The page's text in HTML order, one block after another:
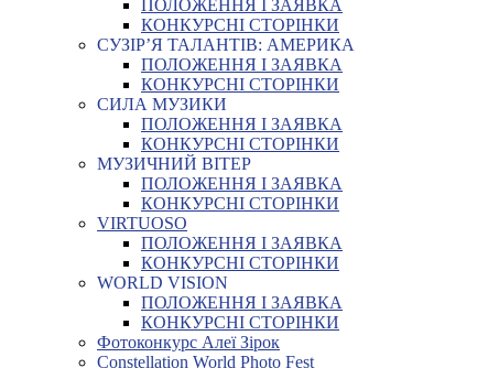
ПОЛОЖЕННЯ І ЗАЯВКА
КОНКУРСНІ СТОРІНКИ
СУЗІР’Я ТАЛАНТІВ: АМЕРИКА
ПОЛОЖЕННЯ І ЗАЯВКА
КОНКУРСНІ СТОРІНКИ
СИЛА МУЗИКИ
ПОЛОЖЕННЯ І ЗАЯВКА
КОНКУРСНІ СТОРІНКИ
МУЗИЧНИЙ ВІТЕР
ПОЛОЖЕННЯ І ЗАЯВКА
КОНКУРСНІ СТОРІНКИ
VIRTUOSO
ПОЛОЖЕННЯ І ЗАЯВКА
КОНКУРСНІ СТОРІНКИ
WORLD VISION
ПОЛОЖЕННЯ І ЗАЯВКА
КОНКУРСНІ СТОРІНКИ
Фотоконкурс Алеї Зірок
Constellation World Photo Fest